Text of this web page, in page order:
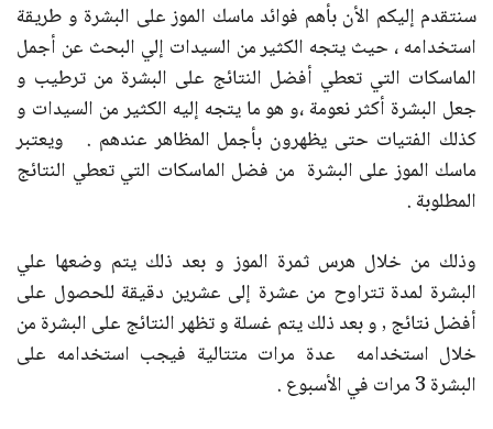
سنتقدم إليكم الأن بأهم فوائد ماسك الموز على البشرة و طريقة
استخدامه ، حيث يتجه الكثير من السيدات إلي البحث عن أجمل
الماسكات التي تعطي أفضل النتائج على البشرة من ترطيب و
جعل البشرة أكثر نعومة ،و هو ما يتجه إليه الكثير من السيدات و
كذلك الفتيات حتى يظهرون بأجمل المظاهر عندهم . ويعتبر
ماسك الموز على البشرة من فضل الماسكات التي تعطي النتائج
المطلوبة .
وذلك من خلال هرس ثمرة الموز و بعد ذلك يتم وضعها علي
البشرة لمدة تتراوح من عشرة إلى عشرين دقيقة للحصول على
أفضل نتائج , و بعد ذلك يتم غسلة و تظهر النتائج على البشرة من
خلال استخدامه عدة مرات متتالية فيجب استخدامه على
البشرة 3 مرات في الأسبوع .